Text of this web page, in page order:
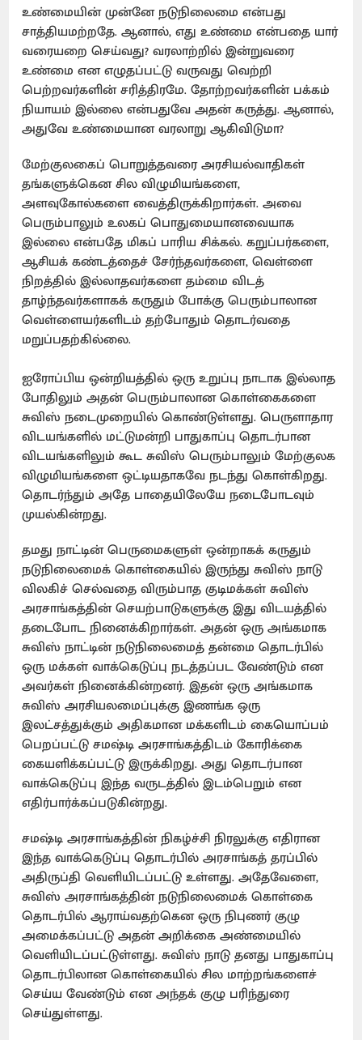
உண்மையின் முன்னே நடுநிலைமை என்பது
சாத்தியமற்றதே. ஆனால், எது உண்மை என்பதை யார்
வரையறை செய்வது? வரலாற்றில் இன்றுவரை
உண்மை என எழுதப்பட்டு வருவது வெற்றி
பெற்றவர்களின் சரித்திரமே. தோற்றவர்களின் பக்கம்
நியாயம் இல்லை என்பதுவே அதன் கருத்து. ஆனால்,
அதுவே உண்மையான வரலாறு ஆகிவிடுமா?
மேற்குலகைப் பொறுத்தவரை அரசியல்வாதிகள்
தங்களுக்கென சில விழுமியங்களை,
அளவுகோல்களை வைத்திருக்கிறார்கள். அவை
பெரும்பாலும் உலகப் பொதுமையானவையாக
இல்லை என்பதே மிகப் பாரிய சிக்கல். கறுப்பர்களை,
ஆசியக் கண்டத்தைச் சேர்ந்தவர்களை, வெள்ளை
நிறத்தில் இல்லாதவர்களை தம்மை விடத்
தாழ்ந்தவர்களாகக் கருதும் போக்கு பெரும்பாலான
வெள்ளையர்களிடம் தற்போதும் தொடர்வதை
மறுப்பதற்கில்லை.
ஐரோப்பிய ஒன்றியத்தில் ஒரு உறுப்பு நாடாக இல்லாத
போதிலும் அதன் பெரும்பாலான கொள்கைகளை
சுவிஸ் நடைமுறையில் கொண்டுள்ளது. பெருளாதார
விடயங்களில் மட்டுமன்றி பாதுகாப்பு தொடர்பான
விடயங்களிலும் கூட சுவிஸ் பெரும்பாலும் மேற்குலக
விழுமியங்களை ஒட்டியதாகவே நடந்து கொள்கிறது.
தொடர்ந்தும் அதே பாதையிலேயே நடைபோடவும்
முயல்கின்றது.
தமது நாட்டின் பெருமைகளுள் ஒன்றாகக் கருதும்
நடுநிலைமைக் கொள்கையில் இருந்து சுவிஸ் நாடு
விலகிச் செல்வதை விரும்பாத குடிமக்கள் சுவிஸ்
அரசாங்கத்தின் செயற்பாடுகளுக்கு இது விடயத்தில்
தடைபோட நினைக்கிறார்கள். அதன் ஒரு அங்கமாக
சுவிஸ் நாட்டின் நடுநிலைமைத் தன்மை தொடர்பில்
ஒரு மக்கள் வாக்கெடுப்பு நடத்தப்பட வேண்டும் என
அவர்கள் நினைக்கின்றனர். இதன் ஒரு அங்கமாக
சுவிஸ் அரசியலமைப்புக்கு இணங்க ஒரு
இலட்சத்துக்கும் அதிகமான மக்களிடம் கையொப்பம்
பெறப்பட்டு சமஷ்டி அரசாங்கத்திடம் கோரிக்கை
கையளிக்கப்பட்டு இருக்கிறது. அது தொடர்பான
வாக்கெடுப்பு இந்த வருடத்தில் இடம்பெறும் என
எதிர்பார்க்கப்படுகின்றது.
சமஷ்டி அரசாங்கத்தின் நிகழ்ச்சி நிரலுக்கு எதிரான
இந்த வாக்கெடுப்பு தொடர்பில் அரசாங்கத் தரப்பில்
அதிருப்தி வெளியிடப்பட்டு உள்ளது. அதேவேளை,
சுவிஸ் அரசாங்கத்தின் நடுநிலைமைக் கொள்கை
தொடர்பில் ஆராய்வதற்கென ஒரு நிபுணர் குழு
அமைக்கப்பட்டு அதன் அறிக்கை அண்மையில்
வெளியிடப்பட்டுள்ளது. சுவிஸ் நாடு தனது பாதுகாப்பு
தொடர்பிலான கொள்கையில் சில மாற்றங்களைச்
செய்ய வேண்டும் என அந்தக் குழு பரிந்துரை
செய்துள்ளது.